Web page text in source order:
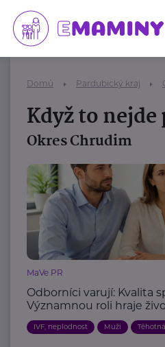
Domů Pardubický kraj
Když to
Okres Chrudim
MaVe PR
Odborníci varují: Kvalita
Významnou roli hraje
IVF, neplodnost Muži Těhotná